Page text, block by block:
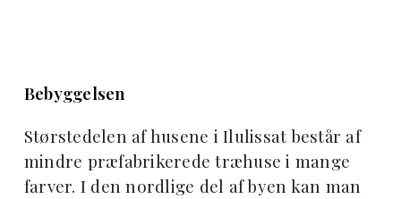
Bebyggelsen
Størstedelen af husene i Ilulissat består af
mindre præfabrikerede træhuse i mange
farver. I den nordlige del af byen kan man